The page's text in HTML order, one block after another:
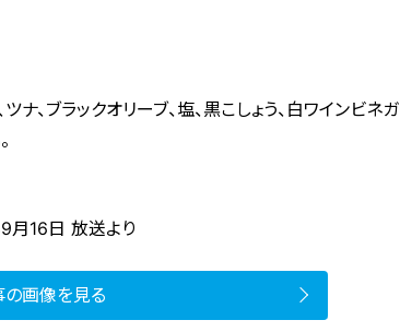
、ブラックオリーブ、塩、黒こしょう、白ワインビネガ
月16日 放送より
の画像を見る